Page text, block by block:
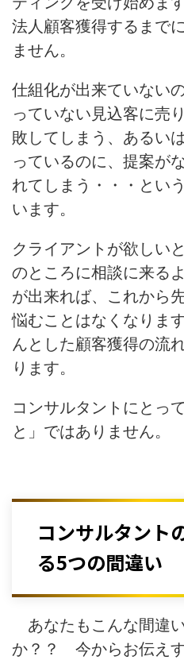
法人顧客獲得するまで
ません。
仕組化が出来ていない
っていない見込客に売
敗してしまう、あるい
っているのに、提案が
れてしまう・・・とい
います。
クライアントが欲しい
のところに相談に来る
が出来れば、これから
悩むことはなくなりま
んとした顧客獲得の流
ります。
コンサルタントにとっ
と」ではありません。
コンサルタント
る5つの間違い
あなたもこんな間違
か？？ 今からお伝え